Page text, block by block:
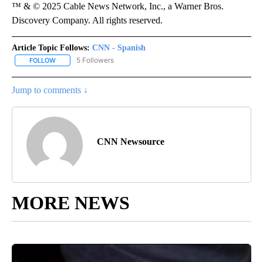
™ & © 2025 Cable News Network, Inc., a Warner Bros.
Discovery Company. All rights reserved.
Article Topic Follows: CNN - Spanish
FOLLOW FOLLOW "CNN - SPANISH" TO RECEIVE NOTIFICATIONS ABOUT
5 Followers
Jump to comments ↓
CNN Newsource
MORE NEWS